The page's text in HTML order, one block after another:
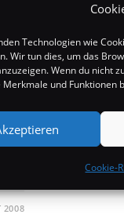
Technologien wie
Wir tun dies, um das
Wenn du nicht
und Funktionen
Cookie-
2008